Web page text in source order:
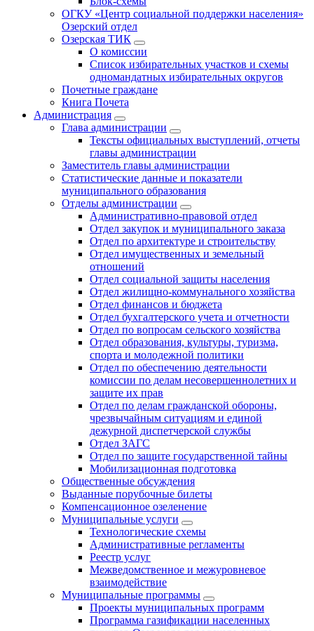
ОГКУ «Центр социальной поддержки населения»
Озерский отдел
Озерская ТИК
О комиссии
Список избирательных участков и схемы
одномандатных избирательных округов
Почетные граждане
Книга Почета
Администрация
Глава администрации
Тексты официальных выступлений, отчеты
главы администрации
Заместитель главы администрации
Статистические данные и показатели
муниципального образования
Отделы администрации
Административно-правовой отдел
Отдел закупок и муниципального заказа
Отдел по архитектуре и строительству
Отдел имущественных и земельный
отношений
Отдел социальной защиты населения
Отдел жилищно-коммунального хозяйства
Отдел финансов и бюджета
Отдел бухгалтерского учета и отчетности
Отдел по вопросам сельского хозяйства
Отдел образования, культуры, туризма,
спорта и молодежной политики
Отдел по обеспечению деятельности
комиссии по делам несовершеннолетних и
защите их прав
Отдел по делам гражданской обороны,
чрезвычайным ситуациям и единой
дежурной диспетчерской службы
Отдел ЗАГС
Отдел по защите государственной тайны
Мобилизационная подготовка
Общественные обсуждения
Выданные порубочные билеты
Компенсационное озеленение
Муниципальные услуги
Технологические схемы
Административные регламенты
Реестр услуг
Межведомственное и межуровневое
взаимодействие
Муниципальные программы
Проекты муниципальных программ
Программа газификации населенных